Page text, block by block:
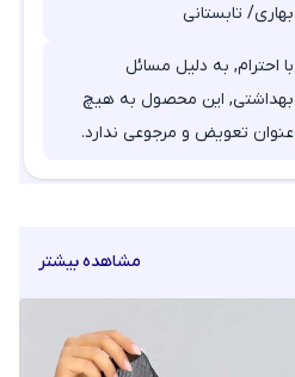
بهاری/ تابستانی
با احترام, به دلیل مسائل
بهداشتی, این محصول به هیچ
عنوان تعویض و مرجوعی ندارد.
مشاهده بیشتر